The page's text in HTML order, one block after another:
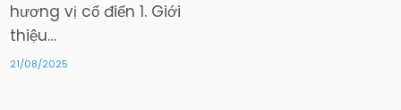
hương vị cổ điển 1. Giới
thiệu…
21/08/2025